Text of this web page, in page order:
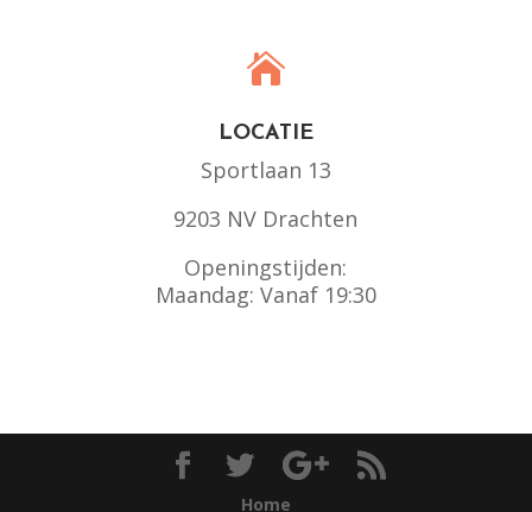

LOCATIE
Sportlaan 13
9203 NV Drachten
Openingstijden:
Maandag: Vanaf 19:30
Home